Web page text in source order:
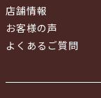
店舗情報
お客様の声
よくあるご質問